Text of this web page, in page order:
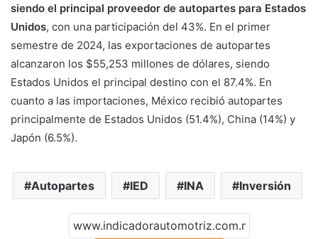
siendo el principal proveedor de autopartes para Estados
Unidos, con una participación del 43%. En el primer
semestre de 2024, las exportaciones de autopartes
alcanzaron los $55,253 millones de dólares, siendo
Estados Unidos el principal destino con el 87.4%. En
cuanto a las importaciones, México recibió autopartes
principalmente de Estados Unidos (51.4%), China (14%) y
Japón (6.5%).
Autopartes IED INA Inversión